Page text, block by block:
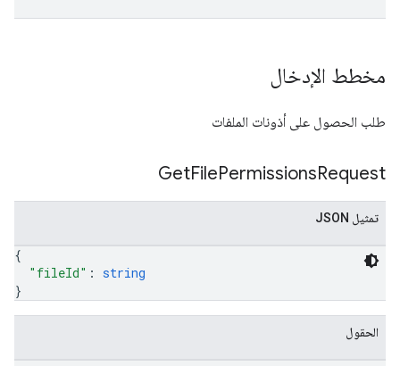
مخطط الإدخال
طلب الحصول على أذونات الملفات
GetFilePermissionsRequest
تمثيل JSON
{
"fileId" : string
}
الحقول